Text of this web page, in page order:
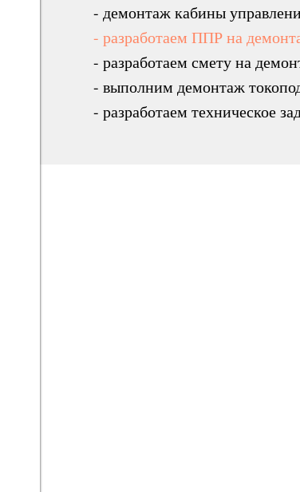
- демонтаж кабины
- разработаем ППР на
- разработаем смету на
- выполним демонтаж
- разработаем техническое